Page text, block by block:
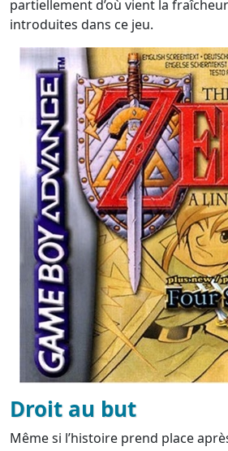
partiellement d’où vient la
introduites dans ce jeu.
Droit au but
Même si l’histoire prend place